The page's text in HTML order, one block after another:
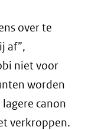
over te
af”,
niet voor
worden
canon
verkroppen.